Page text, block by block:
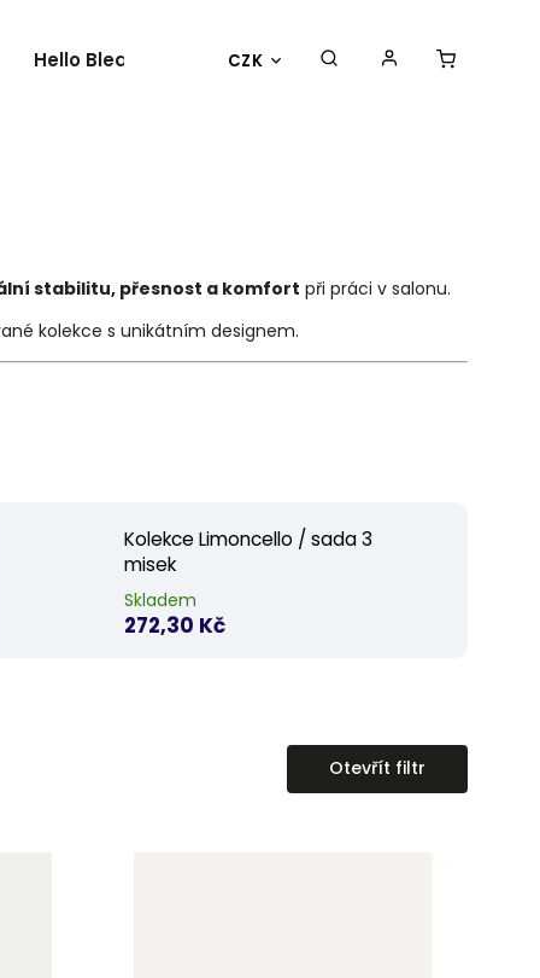
CZK
Hello Bleach O nás Kontakty
stabilitu, přesnost a komfort při práci v salonu.
kolekce s unikátním designem.
Kolekce Limoncello / sada 3
misek
Skladem
272,30 Kč
Otevřít filtr